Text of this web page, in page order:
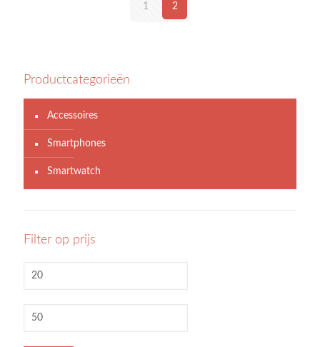
1 2
Productcategorieën
Accessoires
Smartphones
Smartwatch
Filter op prijs